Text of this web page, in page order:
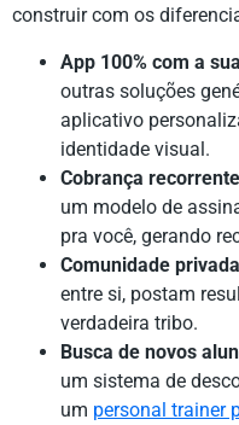
construir com os
App 100% com a
outras soluções
aplicativo
identidade visual.
Cobrança
um modelo de
pra você, gerando
Comunidade
entre si, postam
verdadeira tribo.
Busca de novos
um sistema de
um personal trainer